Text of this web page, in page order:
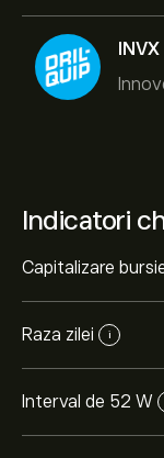
INVX
Indicatori
Capitalizare
Raza zilei i
Interval de 52 W